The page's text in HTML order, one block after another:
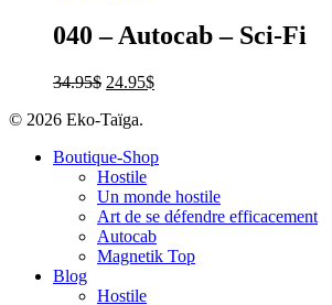
040 – Autocab – Sci-Fi
34.95$ 24.95$
© 2026 Eko-Taïga.
Boutique-Shop
Hostile
Un monde hostile
Art de se défendre efficacement
Autocab
Magnetik Top
Blog
Hostile